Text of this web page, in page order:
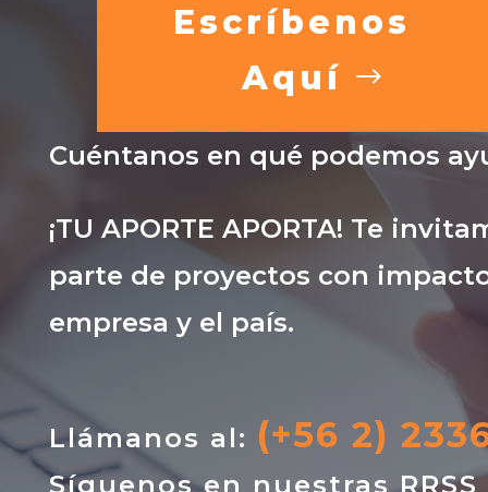
Escríbenos
Aquí
Cuéntanos en qué podemos
¡TU APORTE APORTA! Te
parte de proyectos con
empresa y el país.
Llámanos al: (+56 2)
Síguenos en nuestras RRSS